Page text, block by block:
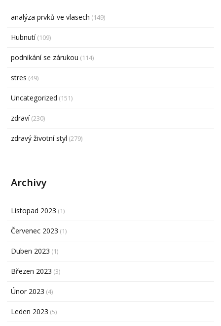
analýza prvků ve vlasech (149)
Hubnutí(109)
podnikání se zárukou (114)
stres (49)
Uncategorized (151)
zdraví(230)
zdravý životní styl (279)
Archivy
Listopad 2023 (1)
Červenec 2023 (1)
Duben 2023 (1)
Březen 2023 (3)
Únor 2023 (4)
Leden 2023 (5)